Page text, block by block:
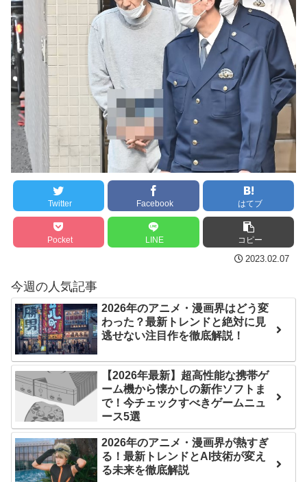
【阪神】ガルシア、2試
合連続スタメンで6番左翼！
同一カード3連敗阻止なるか
NEW!
クレバテスⅡ-魔獣の王と
偽りの勇者伝承- 第4話 感
想：敵を探すよりトアの書
を餌に誘き出す作戦！
【画像】発達障害の子ど
もはこの絵の意味がすぐに
分からないらしい
日本が北朝鮮に辛勝し二
次予選3連勝も、海外ファン
はチキン」
七ツ森りり ご令嬢と召使
いの禁断の恋…1日だけ許さ
れた夫婦としての時間をひ
たすら愛し合う。
Powered by livedoor 相
互RSS
が「なぜ負けたのか？」ソ
ン・フンミン先発落ちは
「監督の報復」
すまん熊本やがコンビニ
に食品も水もない
ディズニーが「大課金時
代」に突入！アトラクショ
ンパスがどれもこれも1500
円の課金チケに
海外「日本よ、お前がナ
ンバーワンだ」 熊本地震直
後の日本の対応のスピード
に世界が衝撃
【第7話予告】水10ドラ
2/25(水)
36歳の彼女と結婚したい
から信じられない言葉が飛
び出した… 他
「本気で潰しにきてる」
滝沢秀明の新オーディショ
ンが“まんまジャニーズ”とフ
ァン衝撃
Twitter Facebook はてブ
Pocket LINE コピー
2023.02.07
今週の人気記事
2026年のアニメ・漫画界はどう変
わった？最新トレンドと絶対に見
逃せない注目作を徹底解説！
【2026年最新】超高性能な携帯ゲ
ーム機から懐かしの新作ソフトま
で！今チェックすべきゲームニュ
ース5選
2026年のアニメ・漫画界が熱すぎ
る！最新トレンドとAI技術が変え
る未来を徹底解説